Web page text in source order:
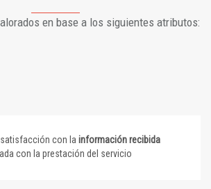
en base a los siguientes atributos:
satisfacción con la información recibida
con la prestación del servicio